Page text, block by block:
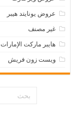
عروض يونايتد هيبر
غير مصنف
هايبر ماركت الإمارات
ويست زون فريش